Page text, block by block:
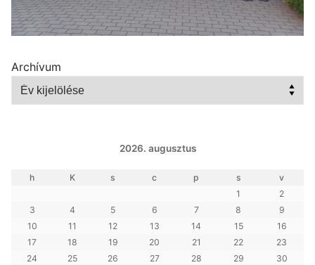
Archívum
2026. augusztus
h K s c p s
v
1
2
3
4 5 6 7 8
9
10
11 12 13 14 15
16
17
18 19 20 21 22
23
24
25 26 27 28 29
30